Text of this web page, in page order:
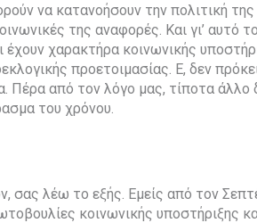
να κατανοήσουν την πολιτική
της αναφορές. Και γι’ αυτό
χαρακτήρα κοινωνικής
προετοιμασίας. Ε, δεν
Πέρα από τον λόγο μας, τίποτα άλλο
του χρόνου.
σας λέω το εξής. Εμείς από τον
κοινωνικής υποστήριξης